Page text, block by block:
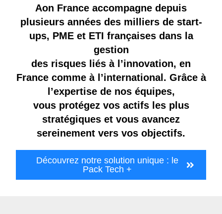
Aon France accompagne depuis
plusieurs années des milliers de start-
ups, PME et ETI françaises dans la
gestion
des risques liés à l’innovation, en
France comme à l’international. Grâce à
l’expertise de nos équipes,
vous protégez vos actifs les plus
stratégiques et vous avancez
sereinement vers vos objectifs.
Découvrez notre solution unique : le
Pack Tech +